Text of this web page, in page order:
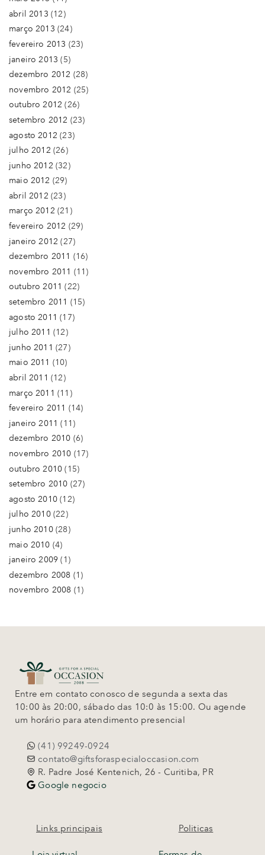
abril 2013 (12)
março 2013 (24)
fevereiro 2013 (23)
janeiro 2013 (5)
dezembro 2012 (28)
novembro 2012 (25)
outubro 2012 (26)
setembro 2012 (23)
agosto 2012 (23)
julho 2012 (26)
junho 2012 (32)
maio 2012 (29)
abril 2012 (23)
março 2012 (21)
fevereiro 2012 (29)
janeiro 2012 (27)
dezembro 2011 (16)
novembro 2011 (11)
outubro 2011 (22)
setembro 2011 (15)
agosto 2011 (17)
julho 2011 (12)
junho 2011 (27)
maio 2011 (10)
abril 2011 (12)
março 2011 (11)
fevereiro 2011 (14)
janeiro 2011 (11)
dezembro 2010 (6)
novembro 2010 (17)
outubro 2010 (15)
setembro 2010 (27)
agosto 2010(12)
julho 2010(22)
junho 2010(28)
maio 2010 (4)
janeiro 2009 (1)
dezembro 2008 (1)
novembro 2008 (1)
Entre em contato conosco de segunda a sexta das
10:00 às 20:00, sábado das 10:0 às 15:00. Ou agende
um horário para atendimento presencial
(41) 99249-0924
contato@giftsforaspecialoccasion.com
R. Padre José Kentenich, 26 - Curitiba, PR
Google negocio
Links principais Politicas